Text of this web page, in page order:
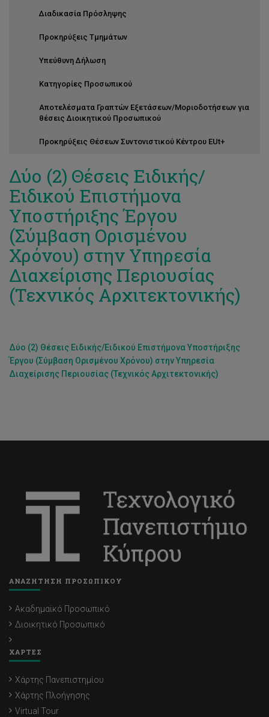
Διαδικασία Πρόσληψης
Προκηρύξεις Τμημάτων
Υπεύθυνη Δήλωση
Κατηγορίες Προσωπικού
Αποτελέσματα Γραπτών Εξετάσεων/Μοριοδοτήσεων για
θέσεις Διοικητικού Προσωπικού
Προκηρύξεις Θέσεων Συντονιστικού Κέντρου EUt+
Δύο (2) Θέσεις Ειδικής/
Ειδικού Επιστήμονα
Υποστήριξης Έργου
(Σύμβαση Ορισμένου
Χρόνου) στην Υπηρεσία
Διαχείρισης Περιουσίας
(Τεχνικός Αρχιτεκτονικής)
Δύο (2) Θέσεις Ειδικής/Ειδικού Επιστήμονα Υποστήριξης
Έργου (Σύμβαση Ορισμένου Χρόνου) στην Υπηρεσία
Διαχείρισης Περιουσίας (Τεχνικός Αρχιτεκτονικής)
ΑΝΑΖΗΤΗΣΗ ΠΡΟΣΩΠΙΚΟΥ
Ακαδημαϊκό Προσωπικό
Διοικητικό Προσωπικό
ΧΑΡΤΕΣ
Χάρτης Πανεπιστημίου
Χάρτης Πλοήγησης
Virtual Tour